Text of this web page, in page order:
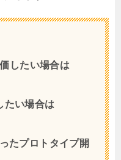
したい場合は
たい場合は
たプロトタイプ開